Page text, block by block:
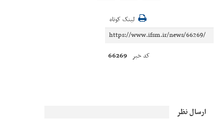
لینک کوتاه
کد خبر 66269
ارسال نظر